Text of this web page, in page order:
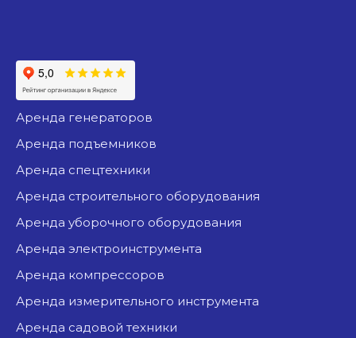
аренда генераторов
аренда подъемников
аренда спецтехники
аренда строительного оборудования
аренда уборочного оборудования
аренда электроинструмента
аренда компрессоров
аренда измерительного инструмента
аренда садовой техники